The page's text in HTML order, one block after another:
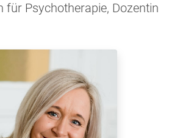
für Psychotherapie, Dozentin